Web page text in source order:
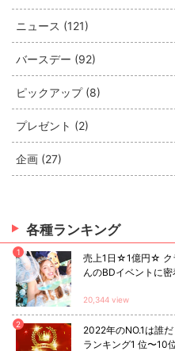
ニュース (121)
バースデー (92)
ピックアップ (8)
プレゼント (2)
企画 (27)
各種ランキング
1
売上1日☆1億円☆ ク
んのBDイベントに密
20,344 view
2
2022年のNO.1は誰
ランキング1 位〜